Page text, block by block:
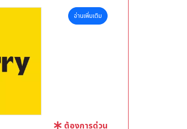
อ่านเพิ่มเติม
ต้องการด่วน